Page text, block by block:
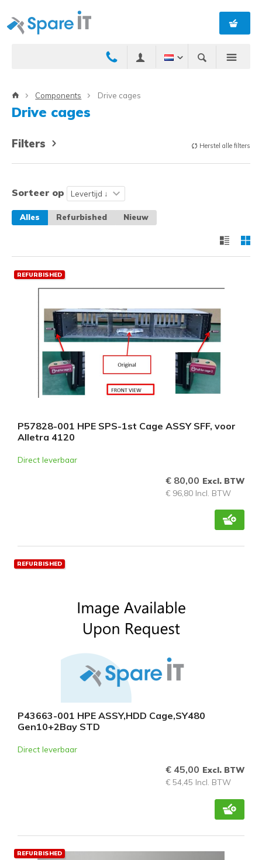
Components Drive cages
Drive cages
Filters Herstel alle filters
Sorteer op
Alles Refurbished Nieuw
REFURBISHED
P57828-001 HPE SPS-1st Cage ASSY SFF, voor
Alletra 4120
Direct leverbaar
€ 80,00 Excl. BTW
€ 96,80 Incl. BTW
REFURBISHED
P43663-001 HPE ASSY,HDD Cage,SY480
Gen10+2Bay STD
Direct leverbaar
€ 45,00 Excl. BTW
€ 54,45 Incl. BTW
REFURBISHED